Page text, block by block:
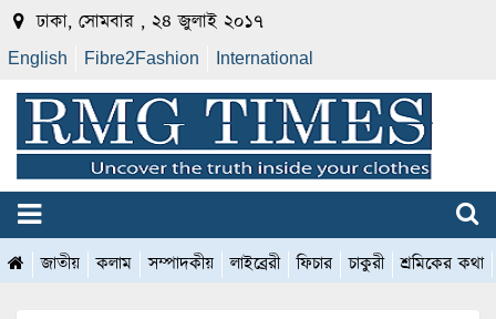
ঢাকা, সোমবার , ২৪ জুলাই ২০১৭
English Fibre2Fashion International
জাতীয় কলাম সম্পাদকীয় লাইব্রেরী ফিচার চাকুরী শ্রমিকের কথা